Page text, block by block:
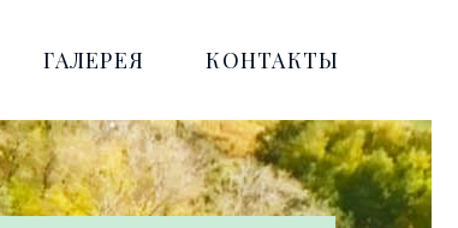
ГАЛЕРЕЯ КОНТАКТЫ